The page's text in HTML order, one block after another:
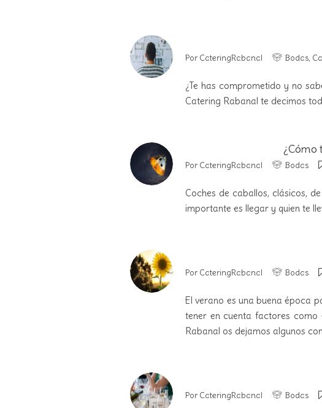
Por CateringRabanal Bodas,
¿Te has comprometido y no
Catering Rabanal te decimos
¿Cómo
Por CateringRabanal Bodas
Coches de caballos, clásicos,
importante es llegar y quien te
Por CateringRabanal Bodas
El verano es una buena época
tener en cuenta factores como
Rabanal os dejamos algunos
Por CateringRabanal Bodas